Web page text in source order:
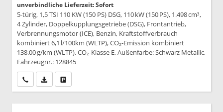
unverbindliche Lieferzeit: Sofort
5-türig, 1,5 TSI 110 KW (150 PS) DSG, 110 kW (150 PS), 1.498 cm³,
4 Zylinder, Doppelkupplungsgetriebe (DSG), Frontantrieb,
Verbrennungsmotor (ICE), Benzin, Kraftstoffverbrauch
kombiniert 6,1 l/100km (WLTP), CO₂-Emission kombiniert
138.00 g/km (WLTP), CO₂-Klasse E, Außenfarbe: Schwarz Metallic,
Fahrzeugnr.: 128845
Wir rufen Sie anPDF-Datei, Fahrzeugexposé drucken